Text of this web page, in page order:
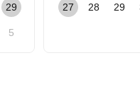
29
5
27 28 29